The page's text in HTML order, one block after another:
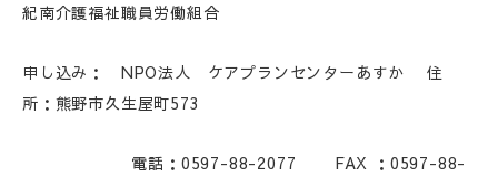
紀南介護福祉職員労働組合
申し込み： NPO法人 ケアプランセンターあすか 住
所：熊野市久生屋町573
電話：0597-88-2077 FAX ：0597-88-